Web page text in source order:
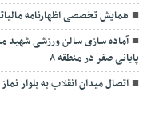
همایش تخصصی اظهارنامه
آماده سازی سالن ورزشی شهید
پایانی صفر در منطقه ۸
اتصال میدان انقلاب به بلوار